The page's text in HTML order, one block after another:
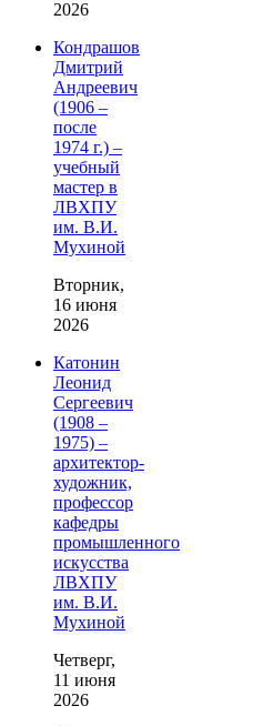
2026
Кондрашов
Дмитрий
Андреевич
(1906 –
после
1974 г.) –
учебный
мастер в
ЛВХПУ
им. В.И.
Мухиной
Вторник,
16 июня
2026
Катонин
Леонид
Сергеевич
(1908 –
1975) –
архитектор-
художник,
профессор
кафедры
промышленного
искусства
ЛВХПУ
им. В.И.
Мухиной
Четверг,
11 июня
2026